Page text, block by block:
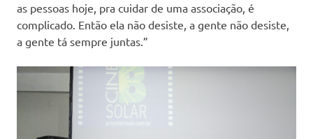
as pessoas hoje, pra cuidar de uma associação, é
complicado. Então ela não desiste, a gente não desiste,
a gente tá sempre juntas.”